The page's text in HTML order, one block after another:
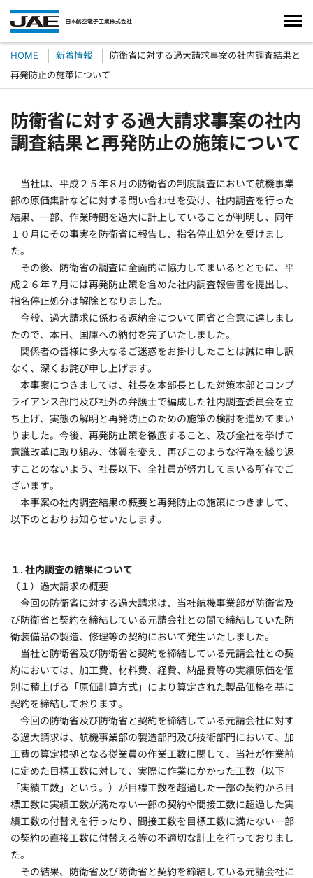
HOME 新着情報
防衛省に対する過大請求事案の社内調査結果と
再発防止の施策について
防衛省に対する過大請求事案の社内
調査結果と再発防止の施策について
当社は、平成２５年８月の防衛省の制度調査において航機事業
部の原価集計などに対する問い合わせを受け、社内調査を行った
結果、一部、作業時間を過大に計上していることが判明し、同年
１０月にその事実を防衛省に報告し、指名停止処分を受けまし
た。
その後、防衛省の調査に全面的に協力してまいるとともに、平
成２６年７月には再発防止策を含めた社内調査報告書を提出し、
指名停止処分は解除となりました。
今般、過大請求に係わる返納金について同省と合意に達しまし
たので、本日、国庫への納付を完了いたしました。
関係者の皆様に多大なるご迷惑をお掛けしたことは誠に申し訳
なく、深くお詫び申し上げます。
本事案につきましては、社長を本部長とした対策本部とコンプ
ライアンス部門及び社外の弁護士で編成した社内調査委員会を立
ち上げ、実態の解明と再発防止のための施策の検討を進めてまい
りました。今後、再発防止策を徹底すること、及び全社を挙げて
意識改革に取り組み、体質を変え、再びこのような行為を繰り返
すことのないよう、社長以下、全社員が努力してまいる所存でご
ざいます。
本事案の社内調査結果の概要と再発防止の施策につきまして、
以下のとおりお知らせいたします。
１. 社内調査の結果について
（１）過大請求の概要
今回の防衛省に対する過大請求は、当社航機事業部が防衛省及
び防衛省と契約を締結している元請会社との間で締結していた防
衛装備品の製造、修理等の契約において発生いたしました。
当社と防衛省及び防衛省と契約を締結している元請会社との契
約においては、加工費、材料費、経費、納品費等の実績原価を個
別に積上げる「原価計算方式」により算定された製品価格を基に
契約を締結しております。
今回の防衛省及び防衛省と契約を締結している元請会社に対す
る過大請求は、航機事業部の製造部門及び技術部門において、加
工費の算定根拠となる従業員の作業工数に関して、当社が作業前
に定めた目標工数に対して、実際に作業にかかった工数（以下
「実績工数」という。）が目標工数を超過した一部の契約から目
標工数に実績工数が満たない一部の契約や間接工数に超過した実
績工数の付替えを行ったり、間接工数を目標工数に満たない一部
の契約の直接工数に付替える等の不適切な計上を行っておりまし
た。
その結果、防衛省及び防衛省と契約を締結している元請会社に